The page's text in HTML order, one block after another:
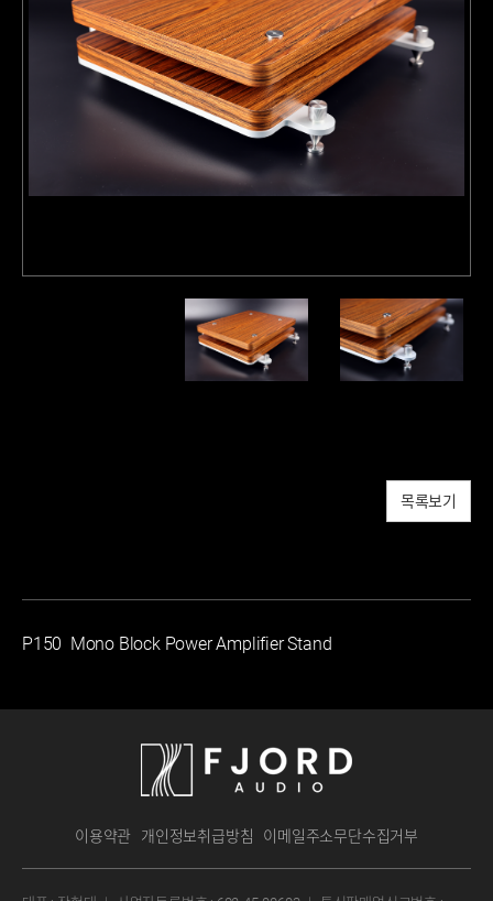
목록보기
P150 Mono Block Power Amplifier Stand
이용약관 개인정보취급방침 이메일주소무단수집거부